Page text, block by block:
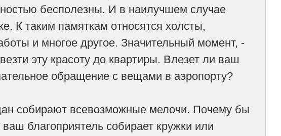
бесполезны. И в наилучшем случае
К таким памяткам относятся холсты,
и многое другое. Значительный момент, -
эту красоту до квартиры. Влезет ли ваш
обращение с вещами в аэропорту?
собирают всевозможные мелочи. Почему бы
благоприятель собирает кружки или